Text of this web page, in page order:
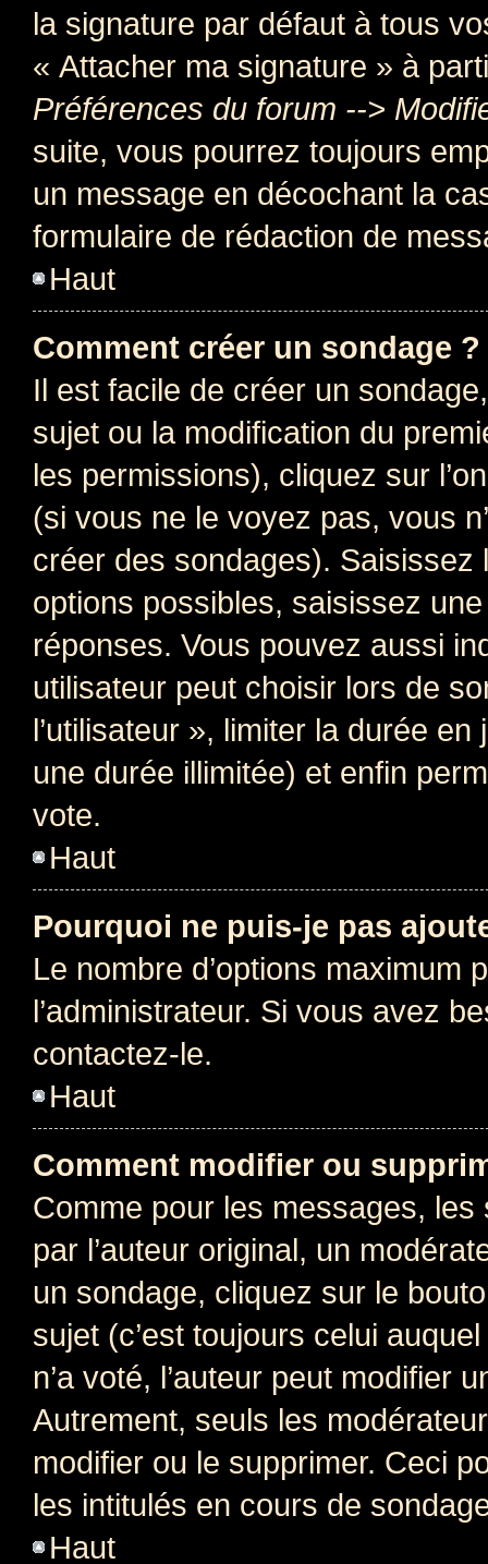
la signature par défaut à tous
« Attacher ma signature » à
Préférences du forum -->
suite, vous pourrez toujours
un message en décochant la
formulaire de rédaction de
Haut
Comment créer un sondage ?
Il est facile de créer un
sujet ou la modification du
les permissions), cliquez sur
(si vous ne le voyez pas, vous
créer des sondages).
options possibles, saisissez
réponses. Vous pouvez aussi
utilisateur peut choisir lors de
l’utilisateur », limiter la durée
une durée illimitée) et enfin
vote.
Haut
Pourquoi ne puis-je pas
Le nombre d’options maximum
l’administrateur. Si vous avez
contactez-le.
Haut
Comment modifier ou
Comme pour les messages,
par l’auteur original, un
un sondage, cliquez sur le
sujet (c’est toujours celui
n’a voté, l’auteur peut modifier
Autrement, seuls les
modifier ou le supprimer. Ceci
les intitulés en cours de
Haut